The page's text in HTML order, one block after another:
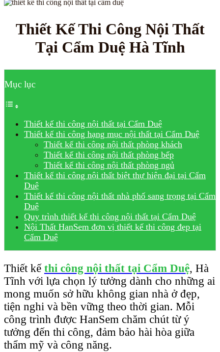
Thiết Kế Thi Công Nội Thất
Tại Cẩm Duệ Hà Tĩnh
Mục lục
Thiết kế thi công nội thất tại Cẩm Duệ
Thiết kế thi công hạng mục nội thất tại Cẩm Duệ
Thiết kế thi công nội thất phòng khách
Thiết kế thi công nội thất phòng bếp
Thiết kế thi công nội thất phòng ngủ
Thiết kế thi công nội thất biệt thự hiện đại tại Cẩm
Duệ
Thiết kế thi công nội thất nhà phố sang trọng tại Cẩm
Duệ
Quy trình thiết kế thi công nội thất tại Cẩm Duệ
Nội Thất HanSem đơn vị thiết kế thi công đẹp tại
Cẩm Duệ
Thiết kế thi công nội thất tại Cẩm Duệ, Hà
Tĩnh với lựa chọn lý tưởng dành cho những ai
mong muốn sở hữu không gian nhà ở đẹp,
tiện nghi và bền vững theo thời gian. Mỗi
công trình được HanSem chăm chút từ ý
tưởng đến thi công, đảm bảo hài hòa giữa
thẩm mỹ và công năng.